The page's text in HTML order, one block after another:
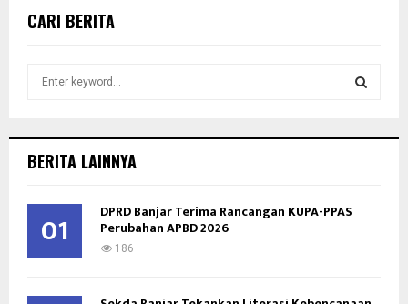
CARI BERITA
h
o
H
BERITA LAINNYA
01 DPRD Banjar Terima Rancangan KUPA-PPAS
Perubahan APBD 2026
186